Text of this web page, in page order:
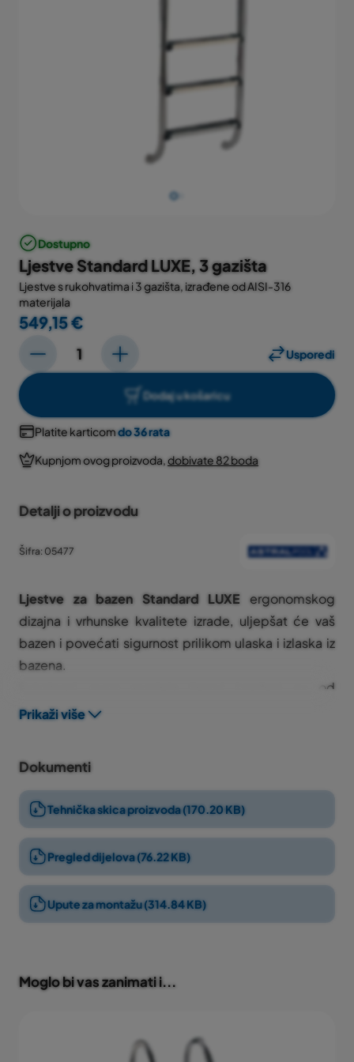
Dostupno
Ljestve Standard LUXE, 3 gazišta
Ljestve s rukohvatima i 3 gazišta, izrađene od AISI-316
materijala
549,15 €
Dodaj u košaricu
Usporedi
Platite karticomdo 36 rata
Kupnjom ovog proizvoda,dobivate 82 boda
Detalji o proizvodu
Šifra: 05477
Ljestve za bazenStandard LUXE ergonomskog
dizajna i vrhunske kvalitete izrade, uljepšat će vaš
bazen i povećati sigurnost prilikom ulaska i izlaska iz
bazena.
Rukohvati ovog modela ljestvi izrađeni su od
poliranih, nehrđajućih čeličnih cijevi promjera 43 mm.
Isporučuju se s kompletnim priborom za montažu.
Prikaži više
Dokumenti
Tehnička skica proizvoda (170.20 KB)
Pregled dijelova (76.22 KB)
Upute za montažu (314.84 KB)
Moglo bi vas zanimati i...